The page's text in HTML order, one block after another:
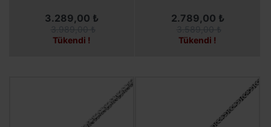
3.289,00 ₺
Tükendi !
2.789,00 ₺
Tükendi !